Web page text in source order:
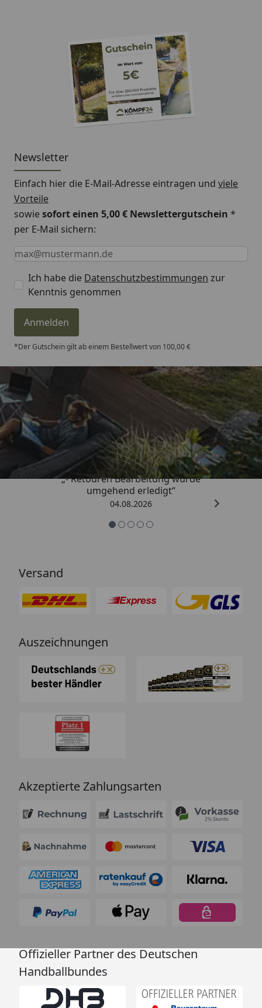
Newsletter
Einfach hier die E-Mail-Adresse eintragen und viele
Vorteile
sowiesofort einen 5,00 € Newslettergutschein *
per E-Mail sichern:
Keine Eingabe erforderlich
Eingabe erforderlich
E-Mail *
Ich habe die Datenschutzbestimmungen zur
Kenntnis genommen
Anmelden
*Der Gutschein gilt ab einem Bestellwert von 100,00 €
Trusted Shops
4,81/ 5
„- Retouren Bearbeitung wurde
umgehend erledigt“
04.08.2026
Versand
Auszeichnungen
Akzeptierte Zahlungsarten
Offizieller Partner des Deutschen
Handballbundes